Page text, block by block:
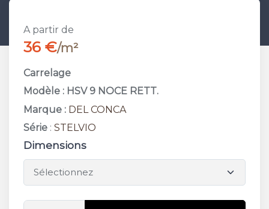
A partir de
36 €/m²
Carrelage
Modèle : HSV 9 NOCE RETT.
Marque : DEL CONCA
Série : STELVIO
Dimensions